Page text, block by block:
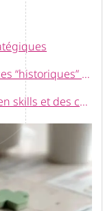
Un paradoxe : certaines compétences “historiques” reculent, d’autres explosent
Au-delà de l’IA : la poussée des green skills et des compétences liées à la santé